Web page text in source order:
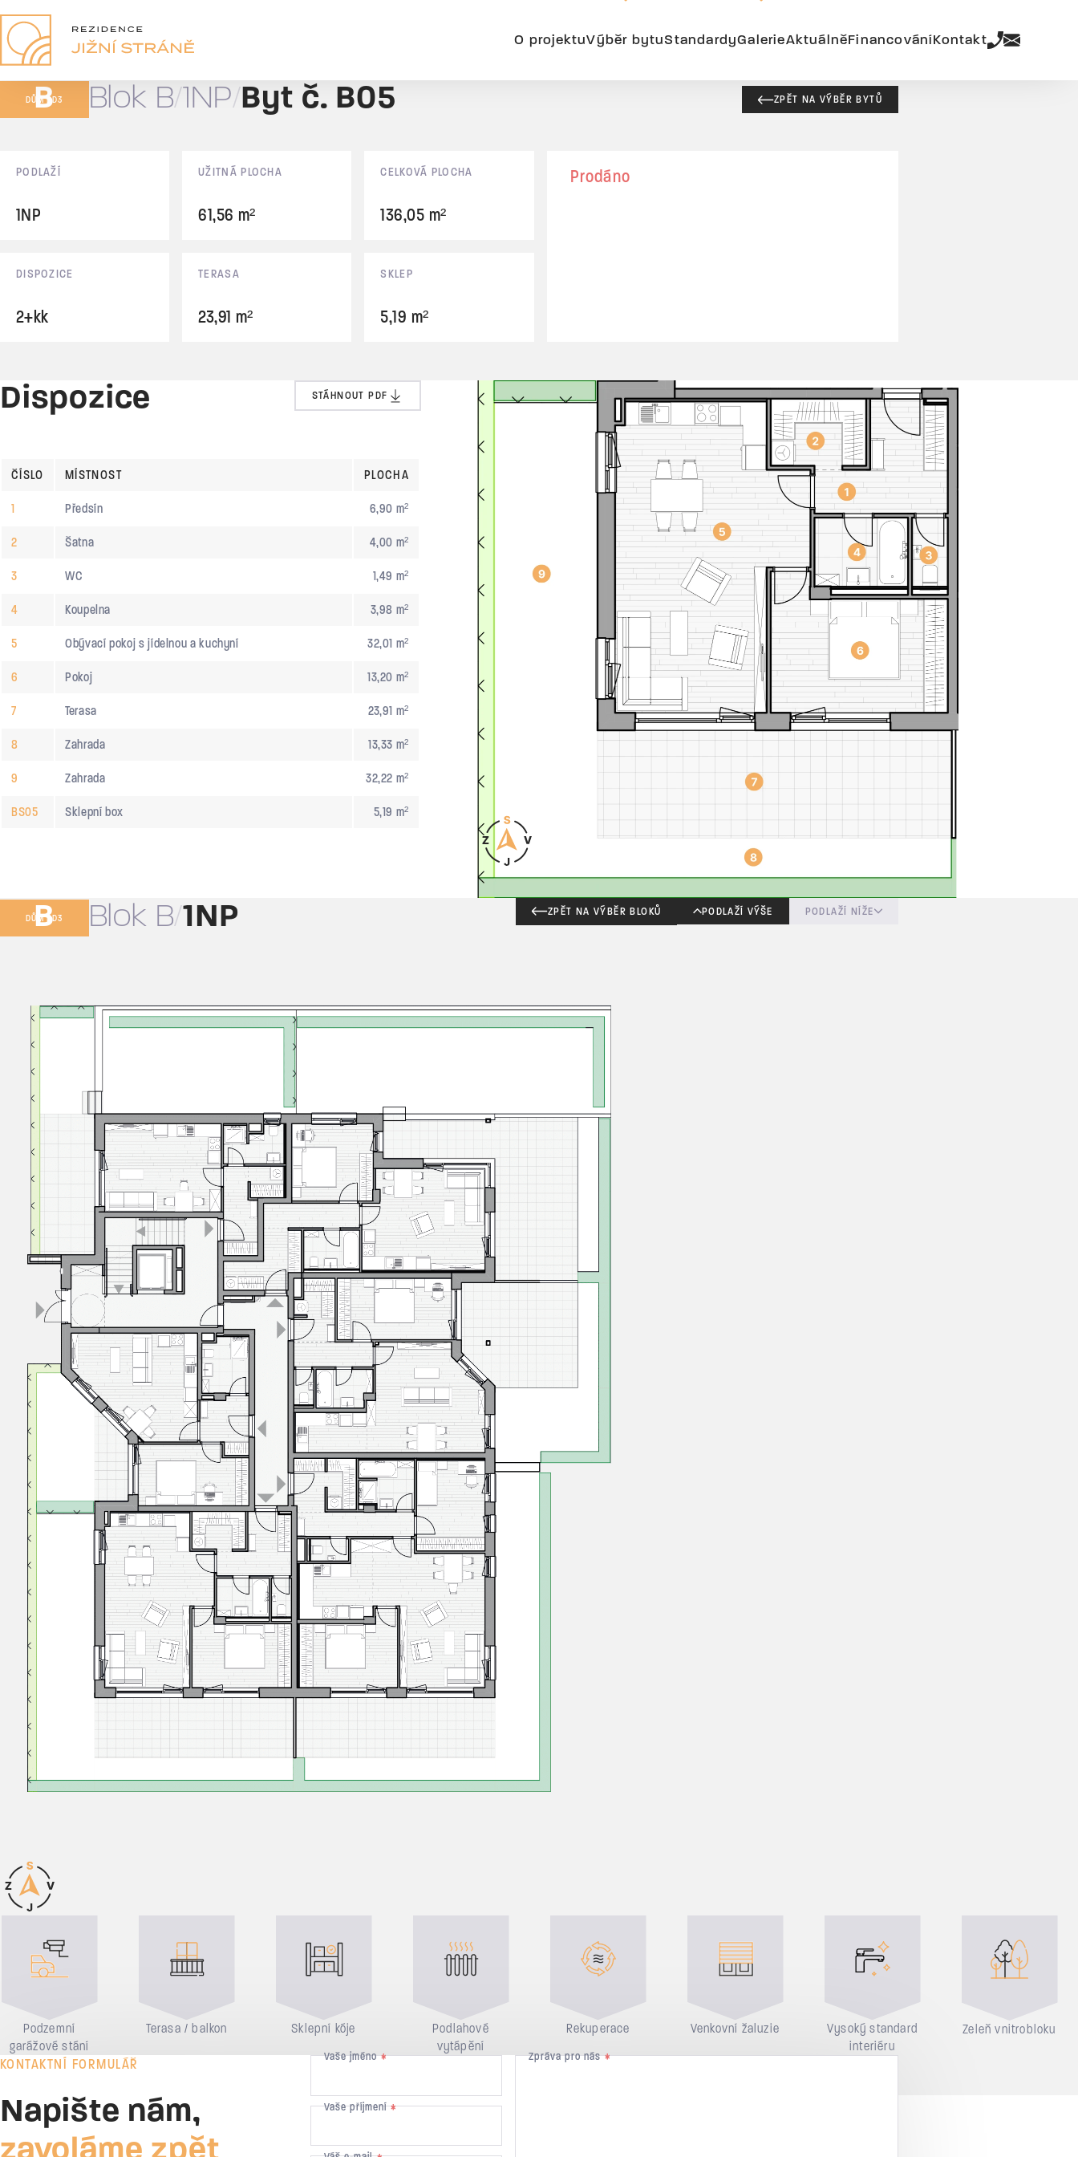
O projektuVýběr bytuStandardyGalerieAktuálně Financování Kontakt
DŮM BD3
B Blok B 1NP Byt č. B05 ZPĚT NA VÝBĚR BYTŮ
Základní údaje
PODLAŽÍ
1NP
UŽITNÁ PLOCHA
61,56 m²
CELKOVÁ PLOCHA
136,05 m²
DISPOZICE
2+kk
TERASA
23,91 m²
SKLEP
5,19 m²
Prodáno
Dispozice STÁHNOUT PDF
ČÍSLO MÍSTNOST PLOCHA
1 Předsín 6,90 m²
2 Šatna 4,00 m²
3 WC 1,49 m²
4 Koupelna 3,98 m²
5 Obývací pokoj s jídelnou a kuchyní 32,01 m²
6 Pokoj 13,20 m²
7 Terasa 23,91 m²
8 Zahrada 13,33 m²
9 Zahrada 32,22 m²
BS05 Sklepní box 5,19 m²
DŮM BD3
B Blok B 1NP ZPĚT NA VÝBĚR BLOKŮ PODLAŽÍ VÝŠE PODLAŽÍ NÍŽE
B05
136,05 m²
Prodáno
Podzemní
garážové stání
Terasa / balkon Sklepní kóje
Podlahové
vytápění
Rekuperace Venkovní žaluzie
Vysoký standard
interiéru
Zeleň vnitrobloku
KONTAKTNÍ FORMULÁŘ
Napište nám,
Vaše jméno*
Vaše příjmení*
Zpráva pro nás*